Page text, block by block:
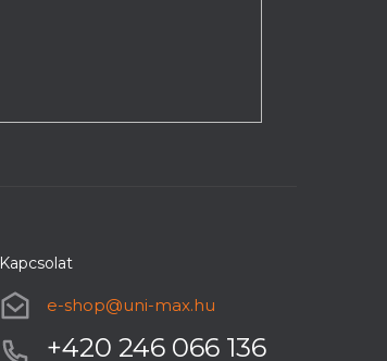
Kapcsolat
e-shop@uni-max.hu
+420 246 066 136